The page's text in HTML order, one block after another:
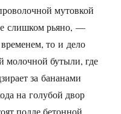
мутовкой
слишком рьяно, —
то и дело
молочной бутыли, где
за бананами
на голубой двор
подле бетонной